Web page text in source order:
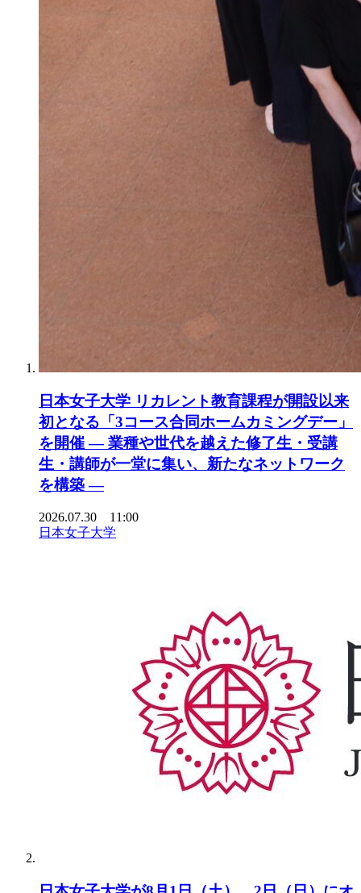
日本女子大学 リカレント教育課程が開設以来
初となる「3コース合同ホームカミングデー」
を開催 ― 業種や世代を越えた修了生・受講
生・講師が一堂に集い、新たなネットワーク
を構築 ―
2026.07.30 11:00
日本女子大学